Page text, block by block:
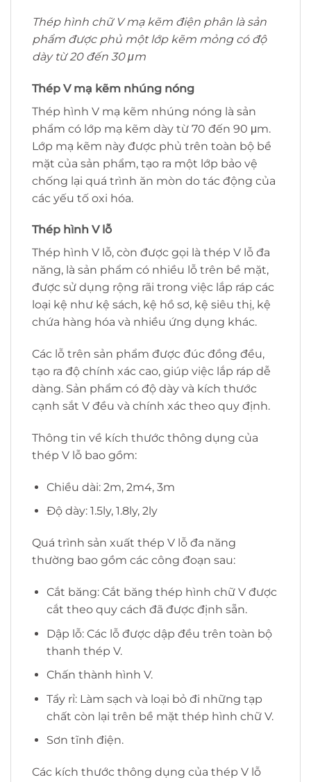
Thép hình chữ V mạ kẽm điện phân là sản
phẩm được phủ một lớp kẽm mỏng có độ
dày từ 20 đến 30 μm
Thép V mạ kẽm nhúng nóng
Thép hình V mạ kẽm nhúng nóng là sản
phẩm có lớp mạ kẽm dày từ 70 đến 90 μm.
Lớp mạ kẽm này được phủ trên toàn bộ bề
mặt của sản phẩm, tạo ra một lớp bảo vệ
chống lại quá trình ăn mòn do tác động của
các yếu tố oxi hóa.
Thép hình V lỗ
Thép hình V lỗ, còn được gọi là thép V lỗ đa
năng, là sản phẩm có nhiều lỗ trên bề mặt,
được sử dụng rộng rãi trong việc lắp ráp các
loại kệ như kệ sách, kệ hồ sơ, kệ siêu thị, kệ
chứa hàng hóa và nhiều ứng dụng khác.
Các lỗ trên sản phẩm được đúc đồng đều,
tạo ra độ chính xác cao, giúp việc lắp ráp dễ
dàng. Sản phẩm có độ dày và kích thước
cạnh sắt V đều và chính xác theo quy định.
Thông tin về kích thước thông dụng của
thép V lỗ bao gồm:
Chiều dài: 2m, 2m4, 3m
Độ dày: 1.5ly, 1.8ly, 2ly
Quá trình sản xuất thép V lỗ đa năng
thường bao gồm các công đoạn sau:
Cắt băng: Cắt băng thép hình chữ V được
cắt theo quy cách đã được định sẵn.
Dập lỗ: Các lỗ được dập đều trên toàn bộ
thanh thép V.
Chấn thành hình V.
Tẩy rỉ: Làm sạch và loại bỏ đi những tạp
chất còn lại trên bề mặt thép hình chữ V.
Sơn tĩnh điện.
Các kích thước thông dụng của thép V lỗ